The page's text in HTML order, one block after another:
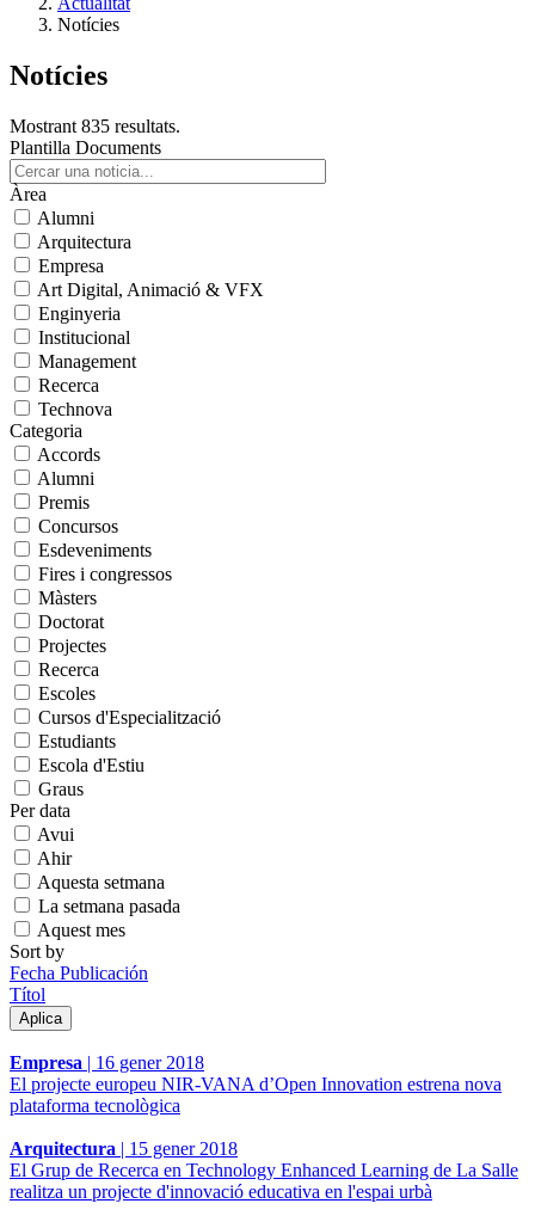
Notícies
Notícies
Mostrant 835 resultats.
Plantilla Documents
Àrea
Alumni
Arquitectura
Empresa
Art Digital, Animació & VFX
Enginyeria
Institucional
Management
Recerca
Technova
Categoria
Accords
Alumni
Premis
Concursos
Esdeveniments
Fires i congressos
Màsters
Doctorat
Projectes
Recerca
Escoles
Cursos d'Especialització
Estudiants
Escola d'Estiu
Graus
Per data
Avui
Ahir
Aquesta setmana
La setmana pasada
Aquest mes
Sort by
Fecha Publicación
Títol
Empresa | 16 gener 2018
El projecte europeu NIR-VANA d’Open Innovation estrena nova
plataforma tecnològica
Arquitectura | 15 gener 2018
El Grup de Recerca en Technology Enhanced Learning de La Salle
realitza un projecte d'innovació educativa en l'espai urbà